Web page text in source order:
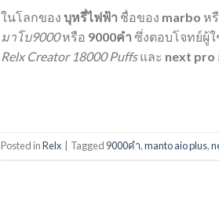
ในโลกของ บุหรี่ไฟฟ้า ชื่อของ marbo ห
มาโบ9000หรือ 9000คำ ซึ่งตอบโจทย์ผู้
Relx Creator 18000 Puffsและ next pro
Posted inRelx Tagged 9000คำ,manto aio plus,